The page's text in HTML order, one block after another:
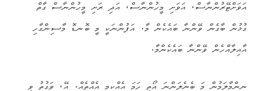
އަވަށްޓޭރުންނާސް، އަވަށި މީހުންނާސް، އަދި ރަށި މީހުންނާސް ގާތް
ގުޅުން ބާގެން ވޭންނާ ބައެކެން މާ. އަފުންނަކީ މީ ބޮނޑޮ މާސިންގާހި
އާއިލާއްހެން ވޭންނާ ބައެކެންމާ.